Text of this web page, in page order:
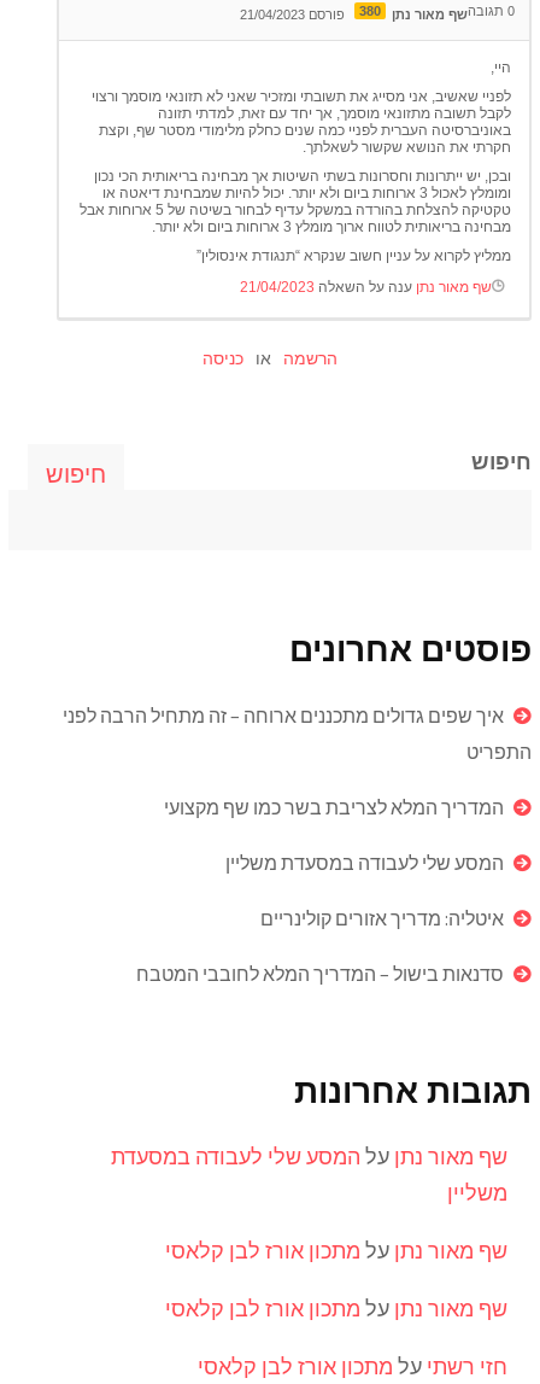
שף מאור נתן 380 פורסם 21/04/2023 0 תגובה
היי,
לפניי שאשיב, אני מסייג את תשובתי ומזכיר שאני לא תזונאי מוסמך ורצוי
לקבל תשובה מתזונאי מוסמך, אך יחד עם זאת, למדתי תזונה
באוניברסיטה העברית לפניי כמה שנים כחלק מלימודי מסטר שף, וקצת
חקרתי את הנושא שקשור לשאלתך.
ובכן, יש ייתרונות וחסרונות בשתי השיטות אך מבחינה בריאותית הכי נכון
ומומלץ לאכול 3 ארוחות ביום ולא יותר. יכול להיות שמבחינת דיאטה או
טקטיקה להצלחת בהורדה במשקל עדיף לבחור בשיטה של 5 ארוחות אבל
מבחינה בריאותית לטווח ארוך מומלץ 3 ארוחות ביום ולא יותר.
ממליץ לקרוא על עניין חשוב שנקרא “תנגודת אינסולין”
שף מאור נתן ענה על השאלה 21/04/2023
הרשמה או כניסה
חיפוש חיפוש
פוסטים אחרונים
איך שפים גדולים מתכננים ארוחה – זה מתחיל הרבה לפני
התפריט
המדריך המלא לצריבת בשר כמו שף מקצועי
המסע שלי לעבודה במסעדת משליין
איטליה: מדריך אזורים קולינריים
סדנאות בישול – המדריך המלא לחובבי המטבח
תגובות אחרונות
שף מאור נתן על המסע שלי לעבודה במסעדת
משליין
שף מאור נתן על מתכון אורז לבן קלאסי
שף מאור נתן על מתכון אורז לבן קלאסי
חזי רשתי על מתכון אורז לבן קלאסי